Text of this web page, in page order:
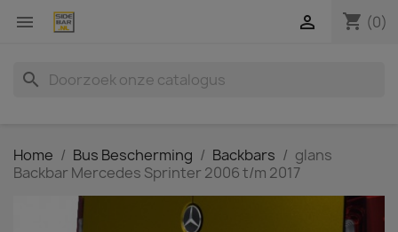
 shopping_cart (0)

search
Home Bus Bescherming Backbars
glans
Backbar Mercedes Sprinter 2006 t/m 2017